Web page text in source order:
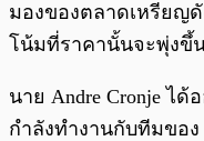
มองของตลาดเหรียญ
โน้มที่ราคานั้นจะพุ่งขึ้
นาย Andre Cronje ไ
กำลังทำงานกับทีมของ